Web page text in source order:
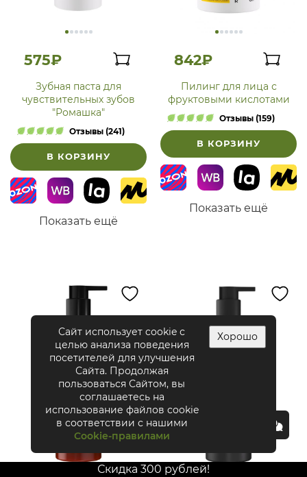
575₽
Зубная паста для
чувствительных зубов
"Ромашка"
Отзывы (241)
В КОРЗИНУ
Показать ещё
842₽
Пилинг для лица с
фруктовыми кислотами
Отзывы (159)
В КОРЗИНУ
Показать ещё
Сайт использует cookie с
целью анализа поведения
посетителей для улучшения
Сайта. Продолжая
пользоваться Сайтом, вы
соглашаетесь на
использование файлов cookie
в соответствии с нашими
Cookie-правилами
Хорошо
Скидка 300 рублей!